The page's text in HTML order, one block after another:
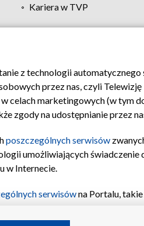
Kariera w TVP
Moje zgody
z technologii
przez nas, czyli
w celach marketingowych (w tym
zgody na udostępnianie przez
poszczególnych serwisów
umożliwiających świadczenie
w Internecie.
serwisówna Portalu,
informacji na urządzeniu lub